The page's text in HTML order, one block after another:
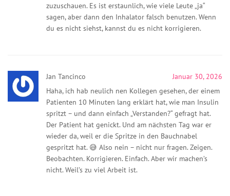
zuzuschauen. Es ist erstaunlich, wie viele Leute „ja“
sagen, aber dann den Inhalator falsch benutzen. Wenn
du es nicht siehst, kannst du es nicht korrigieren.
Jan Tancinco
Januar 30, 2026
Haha, ich hab neulich nen Kollegen gesehen, der einem
Patienten 10 Minuten lang erklärt hat, wie man Insulin
spritzt – und dann einfach „Verstanden?“ gefragt hat.
Der Patient hat genickt. Und am nächsten Tag war er
wieder da, weil er die Spritze in den Bauchnabel
gespritzt hat. 😅 Also nein – nicht nur fragen. Zeigen.
Beobachten. Korrigieren. Einfach. Aber wir machen’s
nicht. Weil’s zu viel Arbeit ist.